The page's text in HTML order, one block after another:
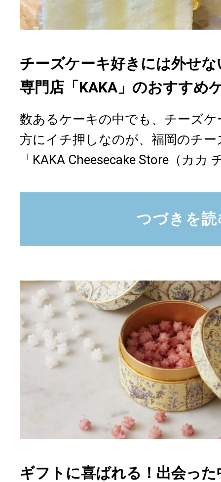
チーズケーキ好きには外せ
専門店「KAKA」のおすすめ
数あるケーキの中でも、チーズ
方にイチ押しなのが、福岡のチー
「KAKA Cheesecake Store（カカ
つづきを読
ギフトに喜ばれる！出会っ